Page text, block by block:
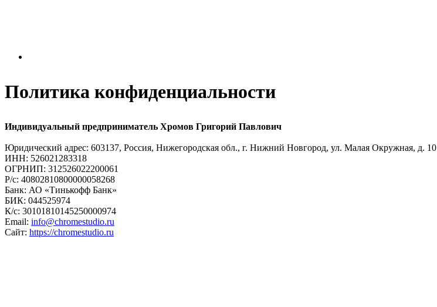
Политика конфиденциальности
Индивидуальный предприниматель Хромов Григорий Павлович
Юридический адрес: 603137, Россия, Нижегородская обл., г. Нижний Новгород, ул. Малая Окружная, д. 10
ИНН: 526021283318
ОГРНИП: 312526022200061
Р/с: 40802810800000058268
Банк: АО «Тинькофф Банк»
БИК: 044525974
К/с: 30101810145250000974
Email: info@chromestudio.ru
Сайт: https://chromestudio.ru